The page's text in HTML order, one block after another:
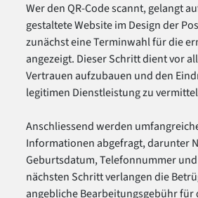
Wer den QR-Code scannt, gelangt
gestaltete Website im Design der
zunächst eine Terminwahl für die
angezeigt. Dieser Schritt dient vor
Vertrauen aufzubauen und den
legitimen Dienstleistung zu
Anschliessend werden
Informationen abgefragt, darunter
Geburtsdatum, Telefonnummer und
nächsten Schritt verlangen die
angebliche Bearbeitungsgebühr für